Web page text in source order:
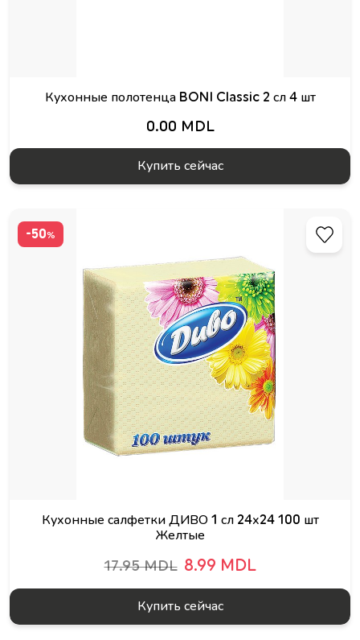
Кухонные полотенца BONI Classic 2 сл 4 шт
0.00 MDL
Купить сейчас
-50%
Кухонные салфетки ДИВО 1 сл 24х24 100 шт
Желтые
17.95 MDL 8.99 MDL
Купить сейчас